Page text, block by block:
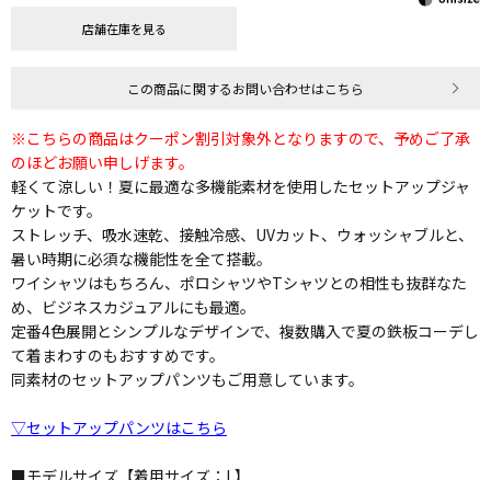
店舗在庫を見る
この商品に関するお問い合わせはこちら
※こちらの商品はクーポン割引対象外となりますので、予めご了承
のほどお願い申しげます。
軽くて涼しい！夏に最適な多機能素材を使用したセットアップジャ
ケットです。
ストレッチ、吸水速乾、接触冷感、UVカット、ウォッシャブルと、
暑い時期に必須な機能性を全て搭載。
ワイシャツはもちろん、ポロシャツやTシャツとの相性も抜群なた
め、ビジネスカジュアルにも最適。
定番4色展開とシンプルなデザインで、複数購入で夏の鉄板コーデし
て着まわすのもおすすめです。
同素材のセットアップパンツもご用意しています。
▽セットアップパンツはこちら